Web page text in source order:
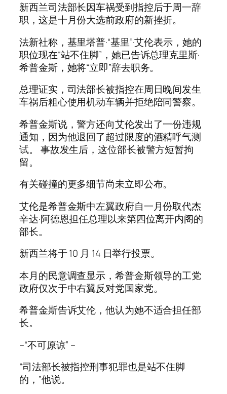
新西兰司法部长因车祸受到指控后于周一辞
职，这是十月份大选前政府的新挫折。
法新社称，基里塔普·“基里”·艾伦表示，她的
职位现在“站不住脚”，她已告诉总理克里斯·
希普金斯，她将“立即”辞去职务。
总理证实，司法部长被指控在周日晚间发生
车祸后粗心使用机动车辆并拒绝陪同警察。
希普金斯说，警方还向艾伦发出了一份违规
通知，因为他退回了超过限度的酒精呼气测
试。 事故发生后，这位部长被警方短暂拘
留。
有关碰撞的更多细节尚未立即公布。
艾伦是希普金斯中左翼政府自一月份取代杰
辛达·阿德恩担任总理以来第四位离开内阁的
部长。
新西兰将于 10 月 14 日举行投票。
本月的民意调查显示，希普金斯领导的工党
政府仅次于中右翼反对党国家党。
希普金斯告诉艾伦，他认为她不适合担任部
长。
–“不可原谅” –
“司法部长被指控刑事犯罪也是站不住脚
的，”他说。